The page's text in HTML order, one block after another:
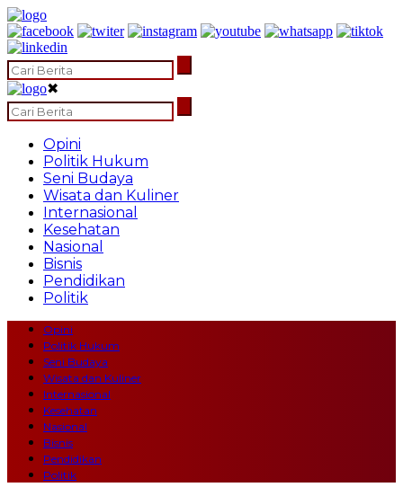
✖
Opini
Politik Hukum
Seni Budaya
Wisata dan Kuliner
Internasional
Kesehatan
Nasional
Bisnis
Pendidikan
Politik
Opini
Politik Hukum
Seni Budaya
Wisata dan Kuliner
Internasional
Kesehatan
Nasional
Bisnis
Pendidikan
Politik